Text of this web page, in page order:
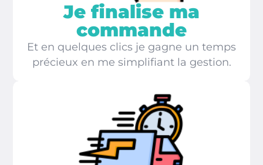
Je finalise ma
commande
Et en quelques clics je gagne un temps
précieux en me simplifiant la gestion.